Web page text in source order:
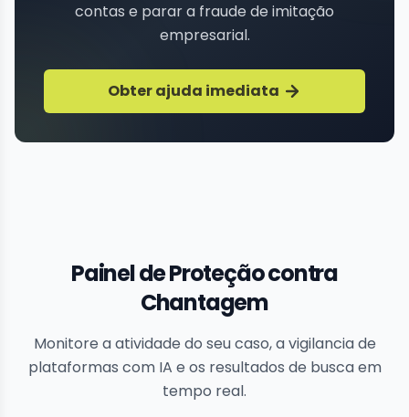
contas e parar a fraude de imitação
empresarial.
Obter ajuda imediata
Painel de Proteção contra
Chantagem
Monitore a atividade do seu caso, a vigilancia de
plataformas com IA e os resultados de busca em
tempo real.